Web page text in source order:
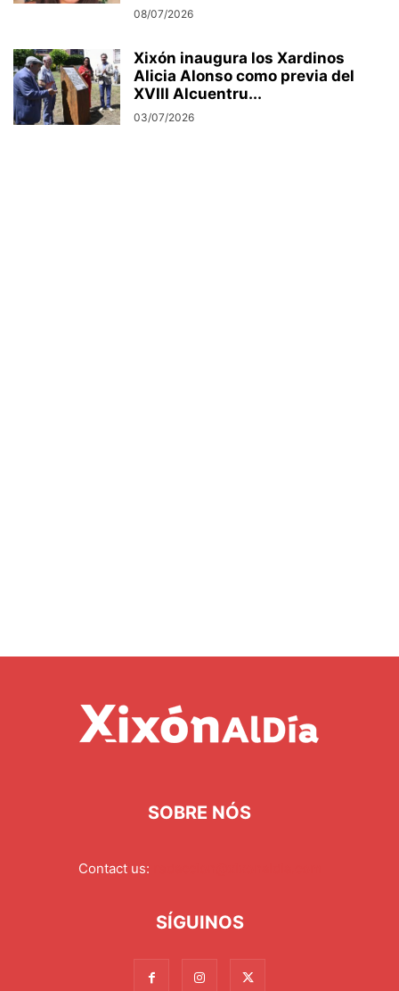
08/07/2026
Xixón inaugura los Xardinos
Alicia Alonso como previa del
XVIII Alcuentru...
03/07/2026
SOBRE NÓS
Contact us:
SÍGUINOS